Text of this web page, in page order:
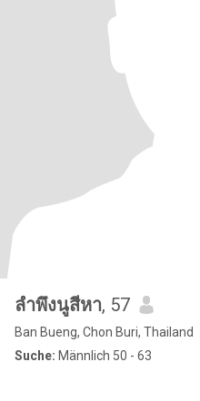
ลำพึงนูสีหา, 57
Ban Bueng, Chon Buri, Thailand
Suche: Männlich 50 - 63